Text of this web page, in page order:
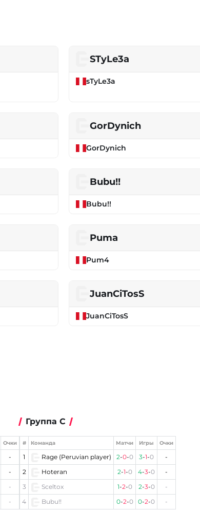
STyLe3a
sTyLe3a
GorDynich
GorDynich
Bubu!!
Bubu!!
Puma
Pum4
JuanCiTosS
JuanCiTosS
Очки
-
-
-
-
Группа C
# Команда Матчи Игры Очки
1 Rage (Peruvian player) 2-0-0 3-1-0
-
2
Hoteran 2-1-0 4-3-0
-
3
Sceltox 1-2-0 2-3-0
-
4
Bubu!! 0-2-0 0-2-0 -